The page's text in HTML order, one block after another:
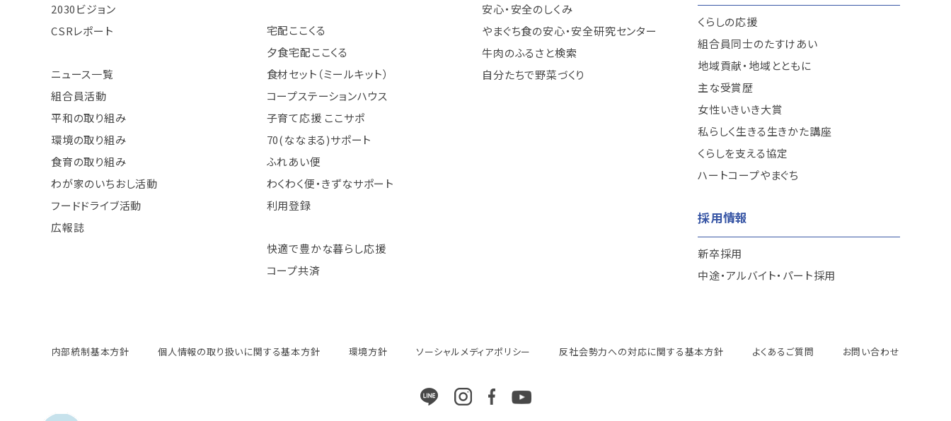
2030ビジョン
CSRレポート
ニュース一覧
組合員活動
平和の取り組み
環境の取り組み
食育の取り組み
わが家のいちおし活動
フードドライブ活動
広報誌
宅配ここくる
夕食宅配ここくる
食材セット（ミールキット）
コープステーションハウス
子育て応援 ここサポ
70(ななまる)サポート
ふれあい便
わくわく便・きずなサポート
利用登録
快適で豊かな暮らし応援
コープ共済
安心・安全のしくみ
やまぐち食の安心・安全研究センター
牛肉のふるさと検索
自分たちで野菜づくり
くらしの応援
組合員同士のたすけあい
地域貢献・地域とともに
主な受賞歴
女性いきいき大賞
私らしく生きる生きかた講座
くらしを支える協定
ハートコープやまぐち
採用情報
新卒採用
中途・アルバイト・パート採用
内部統制基本方針 個人情報の取り扱いに関する基本方針 環境方針 ソーシャルメディアポリシー 反社会勢力への対応に関する基本方針 よくあるご質問 お問い合わせ